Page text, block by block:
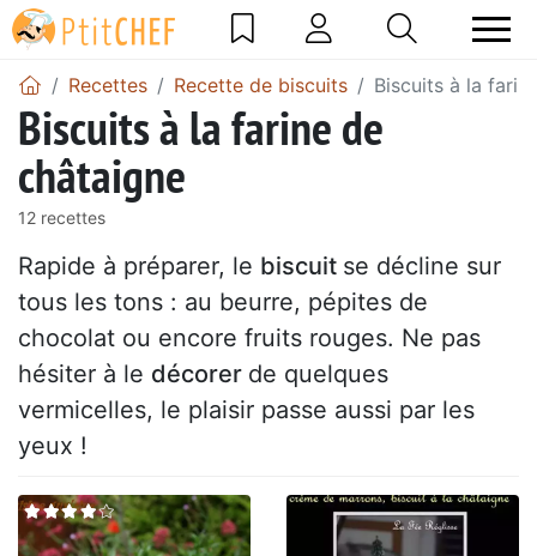
Recettes Recette de biscuits Biscuits à la
Biscuits à la farine de
châtaigne
12 recettes
Rapide à préparer, le biscuit se décline sur
tous les tons : au beurre, pépites de
chocolat ou encore fruits rouges. Ne pas
hésiter à le décorer de quelques
vermicelles, le plaisir passe aussi par les
yeux !